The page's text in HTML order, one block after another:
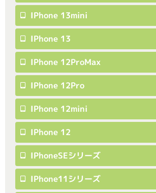
IPhone 13mini
IPhone 13
IPhone 12ProMax
IPhone 12Pro
IPhone 12mini
IPhone 12
IPhoneSEシリーズ
IPhone11シリーズ